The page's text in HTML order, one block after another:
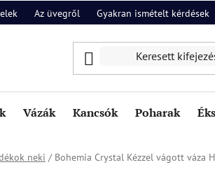
Az üvegről Gyakran ismételt kérdések
Vázák Kancsók Poharak
neki / Bohemia Crystal Kézzel vágott váza